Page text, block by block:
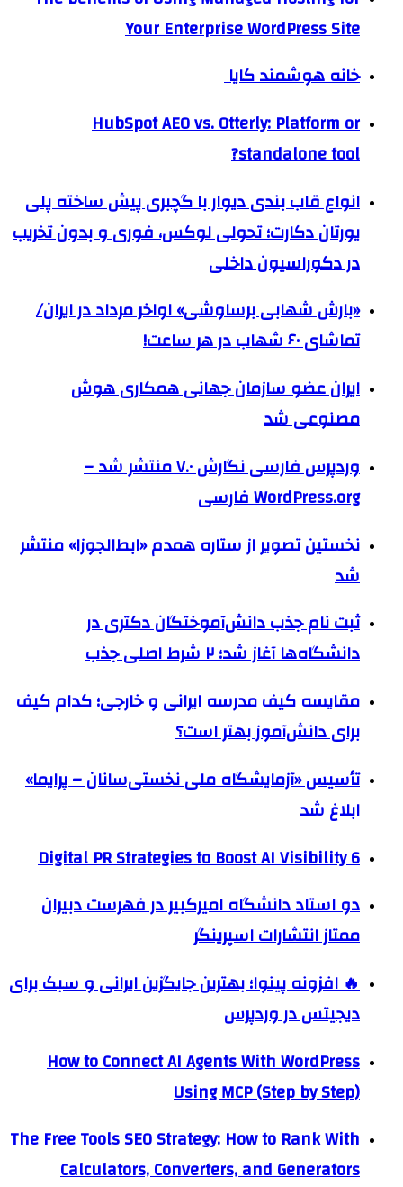
Your Enterprise WordPress Site
خانه هوشمند کایا
HubSpot AEO vs. Otterly: Platform or
standalone tool?
انواع قاب بندی دیوار با گچبری پیش ساخته پلی
یورتان دکارت؛ تحولی لوکس، فوری و بدون تخریب
در دکوراسیون داخلی
«بارش شهابی برساوشی» اواخر مرداد در ایران/
تماشای ۶۰ شهاب در هر ساعت!
ایران عضو سازمان جهانی همکاری هوش
مصنوعی شد
وردپرس فارسی نگارش ۷.۰ منتشر شد –
WordPress.org فارسی
نخستین تصویر از ستاره همدم «ابط‌الجوزا» منتشر
شد
ثبت نام جذب دانش‌آموختگان دکتری در
دانشگاه‌ها آغاز شد؛ ۲ شرط اصلی جذب
مقایسه کیف مدرسه ایرانی و خارجی؛ کدام کیف
برای دانش‌آموز بهتر است؟
تأسیس «آزمایشگاه ملی نخستی‌سانان – پرایما»
ابلاغ شد
6 Digital PR Strategies to Boost AI Visibility
دو استاد دانشگاه امیرکبیر در فهرست دبیران
ممتاز انتشارات اسپرینگر
🔥 افزونه پینوا؛ بهترین جایگزین ایرانی و سبک برای
دیجیتس در وردپرس
How to Connect AI Agents With WordPress
Using MCP (Step by Step)
The Free Tools SEO Strategy: How to Rank With
Calculators, Converters, and Generators